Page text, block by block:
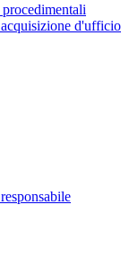
d'ufficio